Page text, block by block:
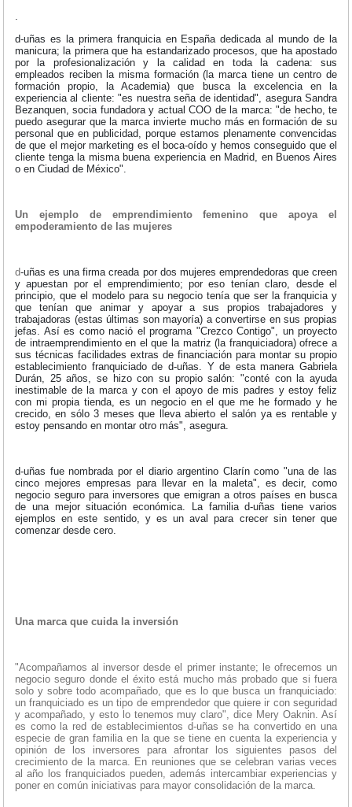
d-uñas es la primera franquicia en España dedicada al mundo de la
manicura; la primera que ha estandarizado procesos, que ha apostado
por la profesionalización y la calidad en toda la cadena: sus
empleados reciben la misma formación (la marca tiene un centro de
formación propio, la Academia) que busca la excelencia en la
experiencia al cliente: "es nuestra seña de identidad", asegura Sandra
Bezanquen, socia fundadora y actual COO de la marca: "de hecho, te
puedo asegurar que la marca invierte mucho más en formación de su
personal que en publicidad, porque estamos plenamente convencidas
de que el mejor marketing es el boca-oído y hemos conseguido que el
cliente tenga la misma buena experiencia en Madrid, en Buenos Aires
o en Ciudad de México".
Un ejemplo de emprendimiento femenino que apoya el
empoderamiento de las mujeres
d-uñas es una firma creada por dos mujeres emprendedoras que creen
y apuestan por el emprendimiento; por eso tenían claro, desde el
principio, que el modelo para su negocio tenía que ser la franquicia y
que tenían que animar y apoyar a sus propios trabajadores y
trabajadoras (estas últimas son mayoría) a convertirse en sus propias
jefas. Así es como nació el programa "Crezco Contigo", un proyecto
de intraemprendimiento en el que la matriz (la franquiciadora) ofrece a
sus técnicas facilidades extras de financiación para montar su propio
establecimiento franquiciado de d-uñas. Y de esta manera Gabriela
Durán, 25 años, se hizo con su propio salón: "conté con la ayuda
inestimable de la marca y con el apoyo de mis padres y estoy feliz
con mi propia tienda, es un negocio en el que me he formado y he
crecido, en sólo 3 meses que lleva abierto el salón ya es rentable y
estoy pensando en montar otro más", asegura.
d-uñas fue nombrada por el diario argentino Clarín como "una de las
cinco mejores empresas para llevar en la maleta", es decir, como
negocio seguro para inversores que emigran a otros países en busca
de una mejor situación económica. La familia d-uñas tiene varios
ejemplos en este sentido, y es un aval para crecer sin tener que
comenzar desde cero.
Una marca que cuida la inversión
"Acompañamos al inversor desde el primer instante; le ofrecemos un
negocio seguro donde el éxito está mucho más probado que si fuera
solo y sobre todo acompañado, que es lo que busca un franquiciado:
un franquiciado es un tipo de emprendedor que quiere ir con seguridad
y acompañado, y esto lo tenemos muy claro", dice Mery Oaknin. Así
es como la red de establecimientos d-uñas se ha convertido en una
especie de gran familia en la que se tiene en cuenta la experiencia y
opinión de los inversores para afrontar los siguientes pasos del
crecimiento de la marca. En reuniones que se celebran varias veces
al año los franquiciados pueden, además intercambiar experiencias y
poner en común iniciativas para mayor consolidación de la marca.